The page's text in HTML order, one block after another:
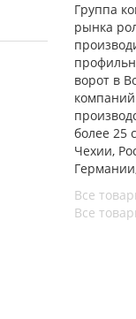
Группа
рынка
ворот в
более 25
Чехии,
Все
Все